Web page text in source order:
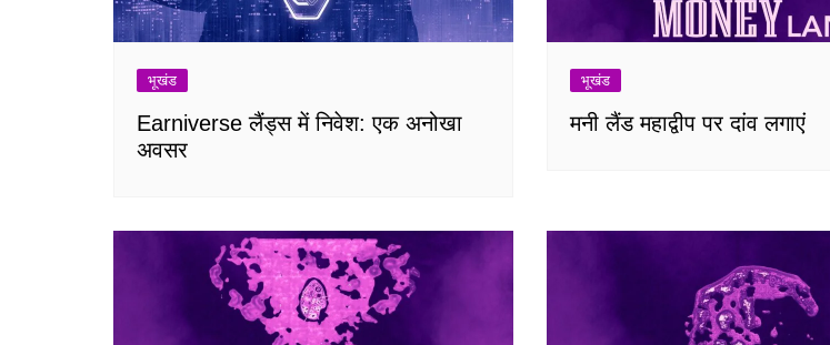
भूखंड
Earniverse लैंड्स में निवेश: एक अनोखा
अवसर
भूखंड
मनी लैंड महाद्वीप पर दांव लगाएं